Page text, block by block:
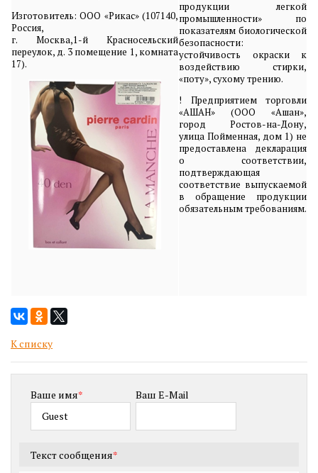
Изготовитель: ООО «Рикас» (107140,
Россия,
г. Москва,1-й Красносельский
переулок, д. 3 помещение 1, комната
17).
продукции легкой
промышленности» по
показателям биологической
безопасности:
устойчивость окраски к
воздействию стирки,
«поту», сухому трению.
! Предприятием торговли
«АШАН» (ООО «Ашан»,
город Ростов-на-Дону,
улица Пойменная, дом 1) не
предоставлена декларация
о соответствии,
подтверждающая
соответствие выпускаемой
в обращение продукции
обязательным требованиям.
К списку
Ваше имя* Ваш E-Mail
Текст сообщения*